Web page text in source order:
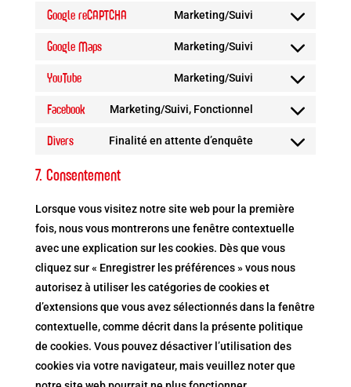
wordfence
google-
Google reCAPTCHA Marketing/Suivi
Consent
google-
Google Maps Marketing/Suivi
Consent
google-
YouTube Marketing/Suivi
Consent
youtube
Facebook Marketing/Suivi, Fonctionnel
Consent
Divers Finalité en attente d’enquête
Consent
divers
7. Consentement
Lorsque vous visitez notre site web pour la première
fois, nous vous montrerons une fenêtre contextuelle
avec une explication sur les cookies. Dès que vous
cliquez sur « Enregistrer les préférences » vous nous
autorisez à utiliser les catégories de cookies et
d’extensions que vous avez sélectionnés dans la fenêtre
contextuelle, comme décrit dans la présente politique
de cookies. Vous pouvez désactiver l’utilisation des
cookies via votre navigateur, mais veuillez noter que